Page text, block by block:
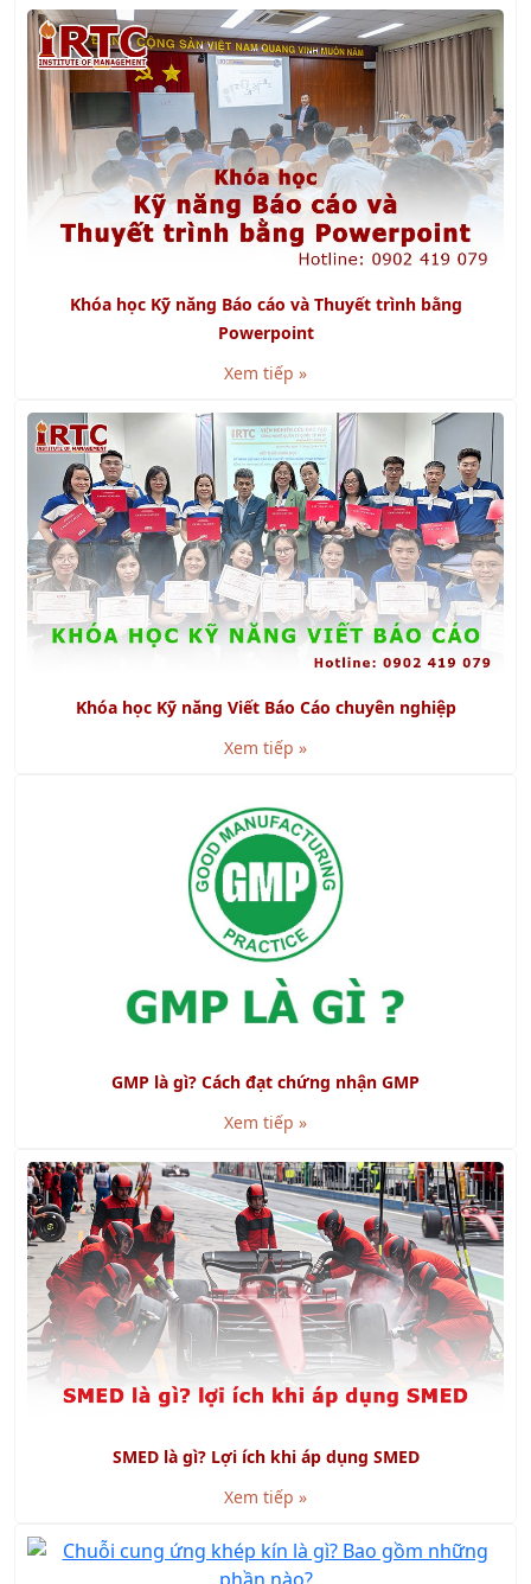
Khóa học Kỹ năng Báo cáo và Thuyết trình bằng
Xem tiếp »
Khóa học Kỹ năng Viết Báo Cáo chuyên nghiệp
Xem tiếp »
GMP là gì? Cách đạt chứng nhận GMP
Xem tiếp »
SMED là gì? Lợi ích khi áp dụng SMED
Xem tiếp »
Chuỗi cung ứng khép kín là gì? Bao gồm những phần